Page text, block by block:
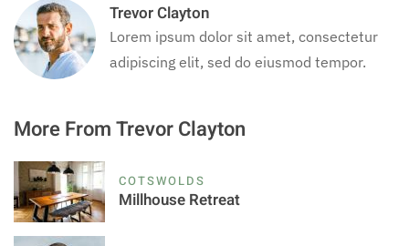
Trevor Clayton
Lorem ipsum dolor sit amet, consectetur
adipiscing elit, sed do eiusmod tempor.
More From Trevor Clayton
COTSWOLDS
Millhouse Retreat